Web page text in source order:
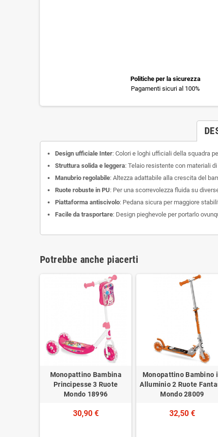
Politiche per la sicurezza
Pagamenti sicuri al 100%
Design ufficiale Inter: Colori e loghi ufficiali della squadra
Struttura solida e leggera: Telaio resistente con materiali
Manubrio regolabile: Altezza adattabile alla crescita del
Ruote robuste in PU: Per una scorrevolezza fluida su
Piattaforma antiscivolo: Pedana sicura per maggiore
Facile da trasportare: Design pieghevole per portarlo
Potrebbe anche piacerti
Monopattino Bambina
Principesse 3 Ruote
Mondo 18996
30,90 €
Monopattino Bambino
Alluminio 2 Ruote
Mondo 28009
32,50 €